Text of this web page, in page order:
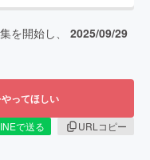
を開始し、 2025/09/29
ってほしい
で送る
URLコピー